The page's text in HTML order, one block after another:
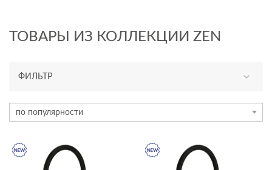
ТОВАРЫ ИЗ КОЛЛЕКЦИИ ZEN
ФИЛЬТР
новинка
КАТЕГОРИЯ
по популярности